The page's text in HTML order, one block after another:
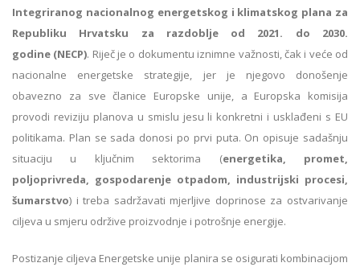
Integriranog nacionalnog energetskog i klimatskog plana za
Republiku Hrvatsku za razdoblje od 2021. do 2030.
godine (NECP). Riječ je o dokumentu iznimne važnosti, čak i veće od
nacionalne energetske strategije, jer je njegovo donošenje
obavezno za sve članice Europske unije, a Europska komisija
provodi reviziju planova u smislu jesu li konkretni i usklađeni s EU
politikama. Plan se sada donosi po prvi puta. On opisuje sadašnju
situaciju u ključnim sektorima (energetika, promet,
poljoprivreda, gospodarenje otpadom, industrijski procesi,
šumarstvo) i treba sadržavati mjerljive doprinose za ostvarivanje
ciljeva u smjeru održive proizvodnje i potrošnje energije.
Postizanje ciljeva Energetske unije planira se osigurati kombinacijom